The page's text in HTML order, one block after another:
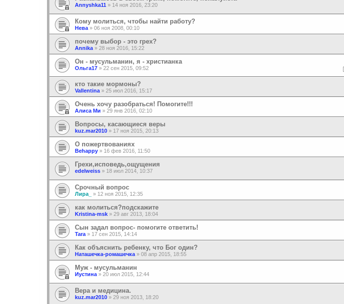
Annyshka11 » 14 ноя 2016, 23:20
Кому молиться, чтобы найти работу?
Нева » 06 ноя 2008, 00:10
почему выбор - это грех?
Annika » 28 ноя 2016, 15:22
Он - мусульманин, я - христианка
Ольга17 » 22 сен 2015, 09:52
кто такие мормоны?
Vallentina» 25 июл 2016, 15:17
Очень хочу разобраться! Помогите!!!
Алиса Ми » 29 янв 2016, 02:10
Вопросы, касающиеся веры
kuz.mar2010 » 17 ноя 2015, 20:13
О пожертвованиях
Behappy » 16 фев 2016, 11:50
Грехи,исповедь,ощущения
edelweiss » 18 июл 2014, 10:37
Срочный вопрос
Лира_ » 12 ноя 2015, 12:35
как молиться?подскажите
Kristina-msk » 29 авг 2013, 18:04
Сын задал вопрос- помогите ответить!
Tara » 17 сен 2015, 14:14
Как объяснить ребенку, что Бог один?
Наташечка-ромашечка » 08 апр 2015, 18:55
Муж - мусульманин
Иустина » 20 июл 2015, 12:44
Вера и медицина.
kuz.mar2010 » 29 ноя 2013, 18:20